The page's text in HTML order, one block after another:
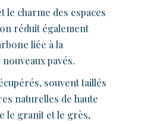
le charme des espaces
réduit également
liée à la
pavés.
souvent taillés
naturelles de haute
le granit et le grès,